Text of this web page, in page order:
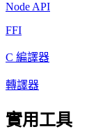
Node API
FFI
C 編譯器
轉譯器
實用工具